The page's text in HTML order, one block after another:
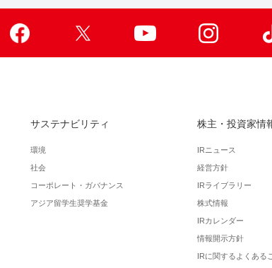
サステナビリティ
環境
社会
コーポレート・ガバナンス
アジア留学生奨学基金
株主・投資家情
IRニュース
経営方針
IRライブラリー
株式情報
IRカレンダー
情報開示方針
IRに関するよくある